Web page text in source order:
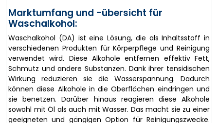
Marktumfang und -übersicht für
Waschalkohol:
Waschalkohol (DA) ist eine Lösung, die als Inhaltsstoff in
verschiedenen Produkten für Körperpflege und Reinigung
verwendet wird. Diese Alkohole entfernen effektiv Fett,
Schmutz und andere Substanzen. Dank ihrer tensidischen
Wirkung reduzieren sie die Wasserspannung. Dadurch
können diese Alkohole in die Oberflächen eindringen und
sie benetzen. Darüber hinaus reagieren diese Alkohole
sowohl mit Öl als auch mit Wasser. Das macht sie zu einer
geeigneten und gängigen Option für Reinigungszwecke.